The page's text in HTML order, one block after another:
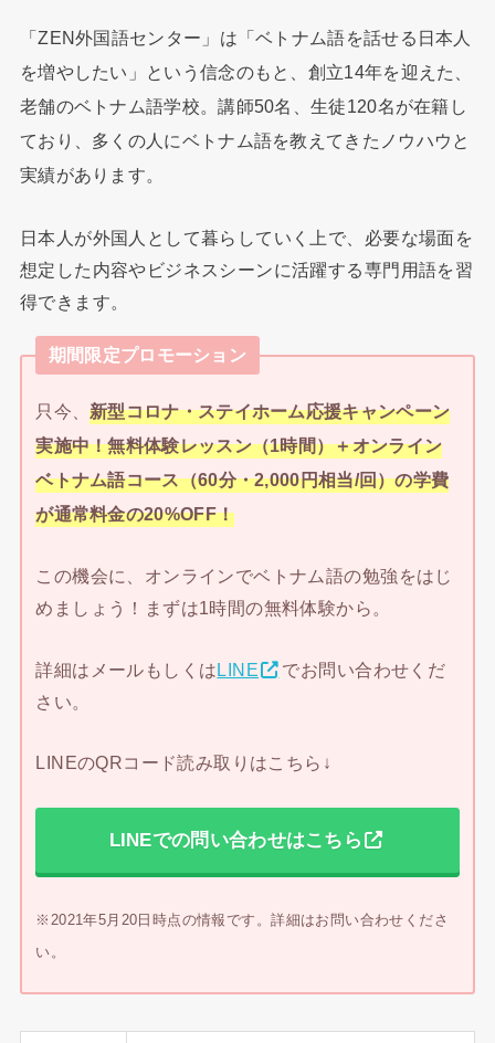
「ZEN外国語センター」は「ベトナム語を話せる日本人
を増やしたい」という信念のもと、創立14年を迎えた、
老舗のベトナム語学校。講師50名、生徒120名が在籍し
ており、多くの人にベトナム語を教えてきたノウハウと
実績があります。
日本人が外国人として暮らしていく上で、必要な場面を
想定した内容やビジネスシーンに活躍する専門用語を習
得できます。
期間限定プロモーション
只今、新型コロナ・ステイホーム応援キャンペーン
実施中！無料体験レッスン（1時間）＋オンライン
ベトナム語コース（60分・2,000円相当/回）の学費
が通常料金の20%OFF！
この機会に、オンラインでベトナム語の勉強をはじ
めましょう！まずは1時間の無料体験から。
詳細はメールもしくはLINE
でお問い合わせくだ
さい。
LINEのQRコード読み取りはこちら↓
LINEでの問い合わせはこちら
※2021年5月20日時点の情報です。詳細はお問い合わせくださ
い。